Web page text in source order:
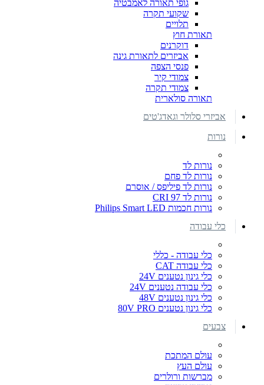
גופי תאורה לאמבטיה
שקועי תקרה
תלויים
תאורת חוץ
דוקרנים
אביזרים לתאורת גינה
פנסי הצפה
צמודי קיר
צמודי תקרה
תאורה סולארית
אביזרי סלולר וגאדג'טים
נורות
נורות לד
נורות לד פחם
נורות לד פיליפס / אוסרם
נורות לד CRI 97
נורות חכמות Philips Smart LED
כלי עבודה
כלי עבודה - כללי
כלי עבודה CAT
כלי גינון נטענים 24V
כלי עבודה נטענים 24V
כלי גינון נטענים 48V
כלי גינון נטענים 80V PRO
צבעים
עולם המתכת
עולם העץ
מברשות ורולרים